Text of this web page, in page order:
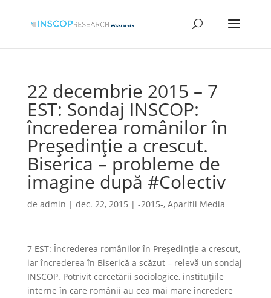
22 decembrie 2015 – 7
EST: Sondaj INSCOP:
încrederea românilor în
Președinție a crescut.
Biserica – probleme de
imagine după #Colectiv
de admin | dec. 22, 2015 | -2015-, Aparitii Media
7 EST: Încrederea românilor în Preşedinţie a crescut,
iar încrederea în Biserică a scăzut – relevă un sondaj
INSCOP. Potrivit cercetării sociologice, instituţiile
interne în care românii au cea mai mare încredere